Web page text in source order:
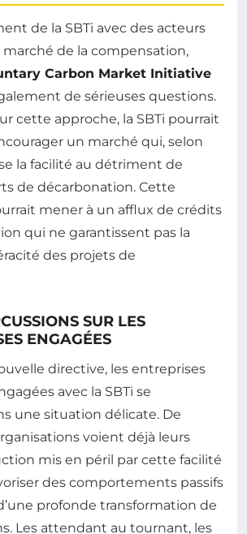
de la SBTi avec des acteurs
de la compensation,
Carbon Market Initiative
de sérieuses questions.
cette approche, la SBTi pourrait
un marché qui, selon
la facilité au détriment de
de décarbonation. Cette
mener à un afflux de crédits
qui ne garantissent pas la
des projets de
SUR LES
ENGAGÉES
directive, les entreprises
avec la SBTi se
une situation délicate. De
voient déjà leurs
mis en péril par cette facilité
des comportements passifs
profonde transformation de
Les attendant au tournant, les